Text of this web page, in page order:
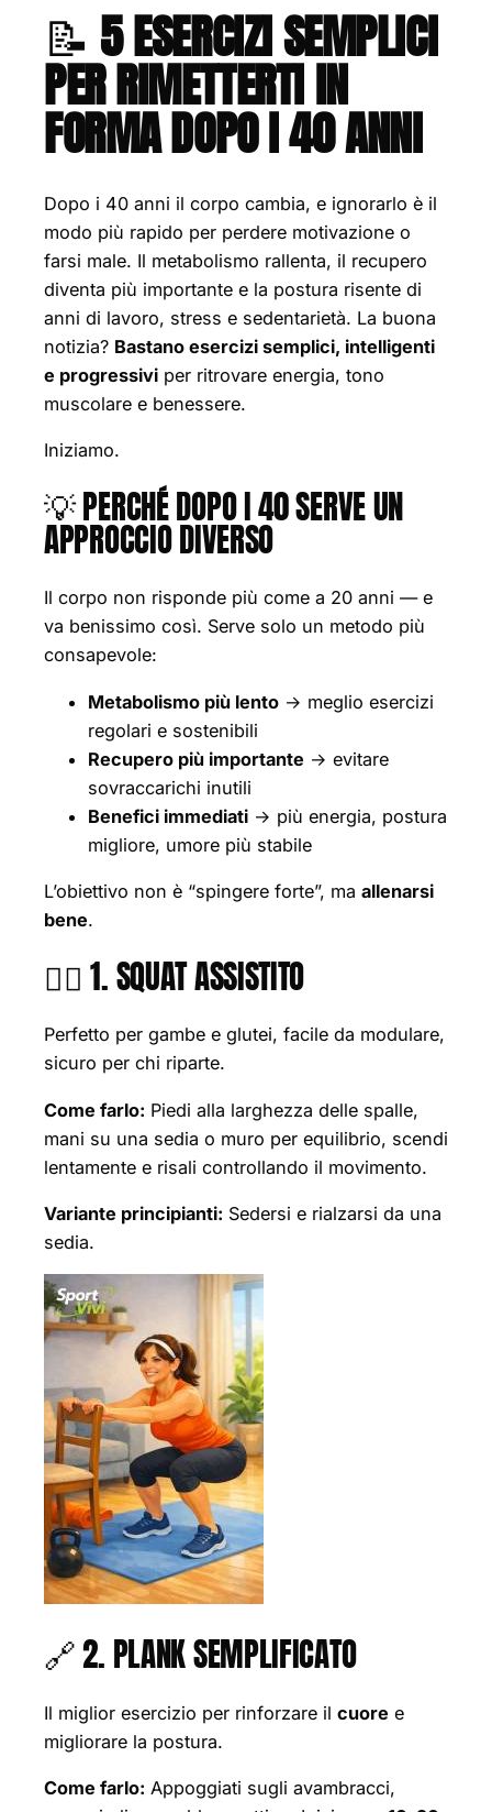
📝 5 ESERCIZI SEMPLICI
PER RIMETTERTI IN
FORMA DOPO I 40 ANNI
Dopo i 40 anni il corpo cambia, e ignorarlo è il
modo più rapido per perdere motivazione o
farsi male. Il metabolismo rallenta, il recupero
diventa più importante e la postura risente di
anni di lavoro, stress e sedentarietà. La buona
notizia? Bastano esercizi semplici, intelligenti
e progressivi per ritrovare energia, tono
muscolare e benessere.
Iniziamo.
💡 PERCHÉ DOPO I 40 SERVE UN
APPROCCIO DIVERSO
Il corpo non risponde più come a 20 anni — e
va benissimo così. Serve solo un metodo più
consapevole:
Metabolismo più lento → meglio esercizi
regolari e sostenibili
Recupero più importante → evitare
sovraccarichi inutili
Benefici immediati → più energia, postura
migliore, umore più stabile
L’obiettivo non è “spingere forte”, ma allenarsi
bene.
🏋️‍♂️ 1. SQUAT ASSISTITO
Perfetto per gambe e glutei, facile da modulare,
sicuro per chi riparte.
Come farlo: Piedi alla larghezza delle spalle,
mani su una sedia o muro per equilibrio, scendi
lentamente e risali controllando il movimento.
Variante principianti: Sedersi e rialzarsi da una
sedia.
🔗 2. PLANK SEMPLIFICATO
Il miglior esercizio per rinforzare il cuore e
migliorare la postura.
Come farlo: Appoggiati sugli avambracci,